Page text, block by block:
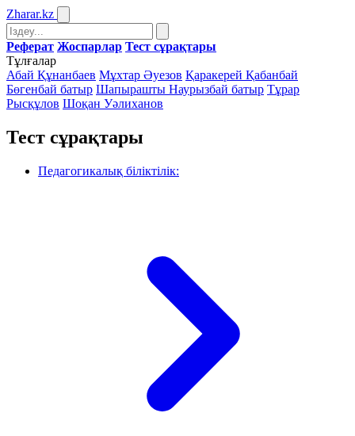
Zharar.kz
Реферат Жоспарлар Тест сұрақтары
Тұлғалар
Абай Құнанбаев Мұхтар Әуезов Қаракерей Қабанбай
Бөгенбай батыр Шапырашты Наурызбай батыр Тұрар
Рысқұлов Шоқан Уәлиханов
Тест сұрақтары
Педагогикалық біліктілік: